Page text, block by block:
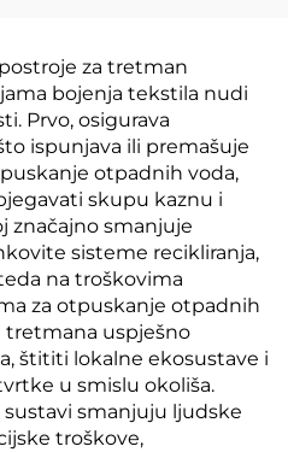
razmjenu topline,
mašinerija za obradu
otpadnih voda
za tretman
bojenja tekstila nudi
Prvo, osigurava
ispunjava ili premašuje
otpadnih voda,
skupu kaznu i
značajno smanjuje
sisteme recikliranja,
na troškovima
za otpuskanje otpadnih
tretmana uspješno
štititi lokalne ekosustave i
u smislu okoliša.
smanjuju ljudske
troškove,